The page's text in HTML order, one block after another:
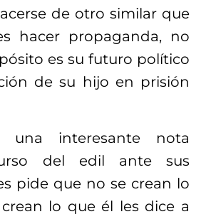
de otro similar que
hacer propaganda, no
es su futuro político
de su hijo en prisión
una interesante nota
del edil ante sus
pide que no se crean lo
lo que él les dice a